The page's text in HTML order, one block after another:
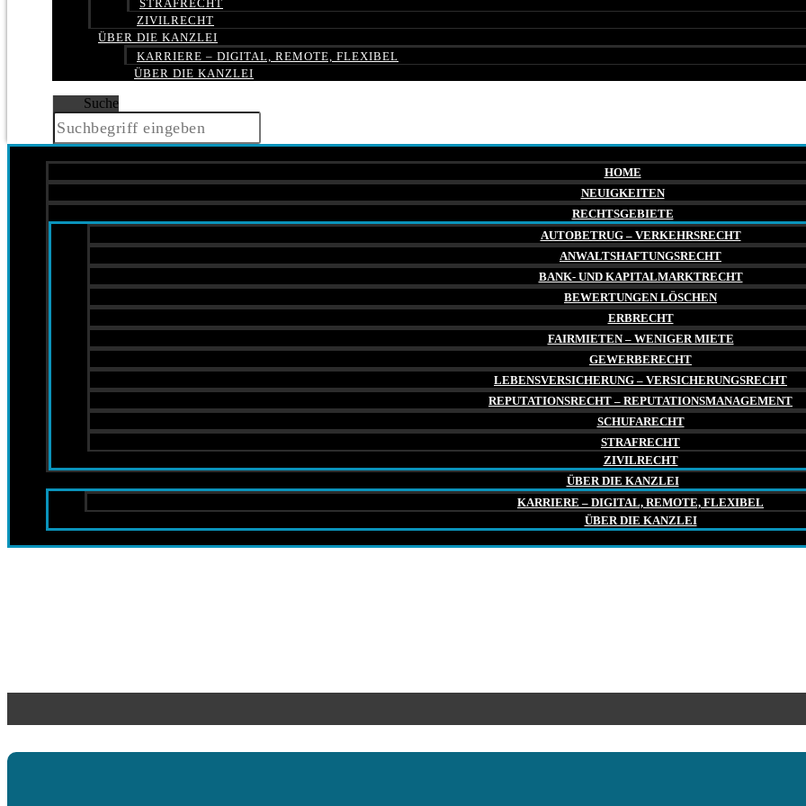
STRAFRECHT
ZIVILRECHT
ÜBER DIE KANZLEI
KARRIERE – DIGITAL, REMOTE, FLEXIBEL
ÜBER DIE KANZLEI
Suche
HOME
NEUIGKEITEN
RECHTSGEBIETE
AUTOBETRUG – VERKEHRSRECHT
ANWALTSHAFTUNGSRECHT
BANK- UND KAPITALMARKTRECHT
BEWERTUNGEN LÖSCHEN
ERBRECHT
FAIRMIETEN – WENIGER MIETE
GEWERBERECHT
LEBENSVERSICHERUNG – VERSICHERUNGSRECHT
REPUTATIONSRECHT – REPUTATIONSMANAGEMENT
SCHUFARECHT
STRAFRECHT
ZIVILRECHT
ÜBER DIE KANZLEI
KARRIERE – DIGITAL, REMOTE, FLEXIBEL
ÜBER DIE KANZLEI